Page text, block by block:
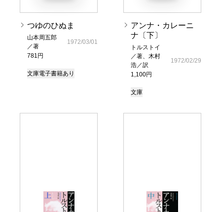
つゆのひぬま
山本周五郎
／著
781円
1972/03/01
文庫電子書籍あり
アンナ・カレーニ
ナ〔下〕
トルストイ
／著、木村
浩／訳
1,100円
1972/02/29
文庫